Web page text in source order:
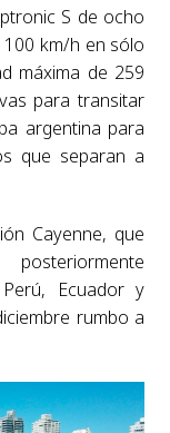
S de ocho
100 km/h en sólo
máxima de 259
para transitar
argentina para
que separan a
Cayenne, que
Ecuador y
rumbo a